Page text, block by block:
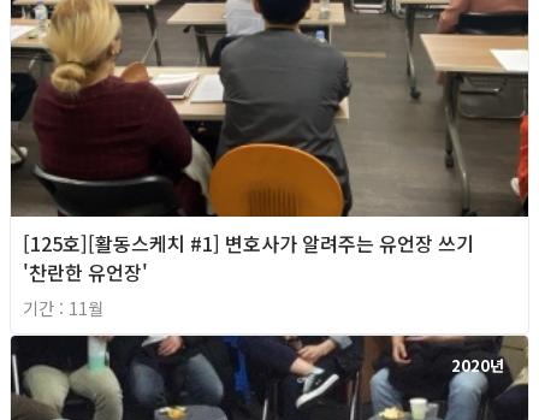
[125호][활동스케치 #1] 변호사가 알려주는 유언장 쓰기
'찬란한 유언장'
기간 : 11월
2020년